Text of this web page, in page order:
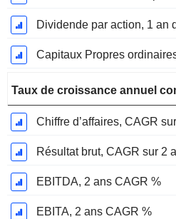
Dividende par action, 1 an
Capitaux Propres
Taux de croissance annuel
Chiffre d’affaires, CAGR
Résultat brut, CAGR sur 2
EBITDA, 2 ans CAGR %
EBITA, 2 ans CAGR %